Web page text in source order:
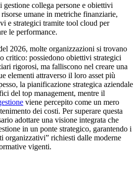
collega persone e obiettivi
umane in metriche finanziarie,
e strategici tramite tool cloud per
le performance.
2026, molte organizzazioni si trovano
critico: possiedono obiettivi strategici
rigorosi, ma falliscono nel creare una
elementi attraverso il loro asset più
la pianificazione strategica aziendale
del top management, mentre il
viene percepito come un mero
dei costi. Per superare questa
adottare una visione integrata che
in un ponte strategico, garantendo i
organizzativi” richiesti dalle moderne
vigenti.